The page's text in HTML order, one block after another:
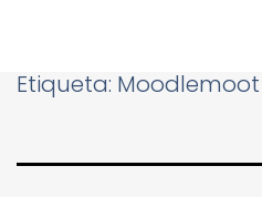
Etiqueta: Moodlemoot